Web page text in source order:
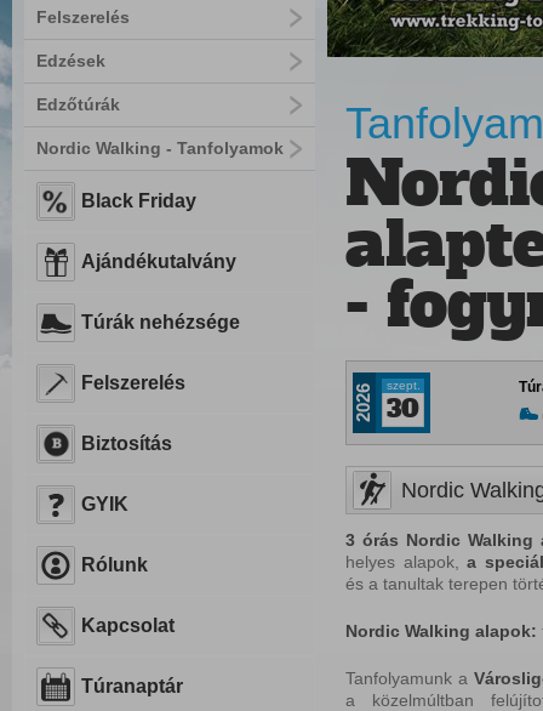
Felszerelés
Edzések
Edzőtúrák
Nordic Walking - Tanfolyamok
Black Friday
Ajándékutalvány
Túrák nehézsége
Felszerelés
Biztosítás
GYIK
Rólunk
Kapcsolat
Túranaptár
-
2026 szept.
30
Nordic
3 órás Nordic Walking
helyes alapok,a
és a tanultak terepen
Nordic Walking alapok:
Tanfolyamunk a
a közelmúltban